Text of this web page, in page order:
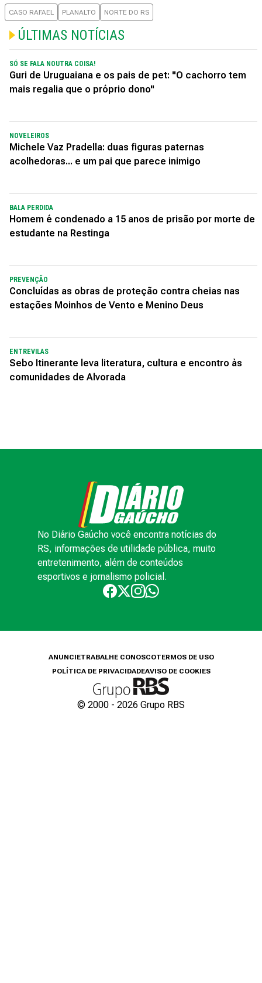
CASO RAFAEL PLANALTO NORTE DO RS
ÚLTIMAS NOTÍCIAS
SÓ SE FALA NOUTRA COISA!
Guri de Uruguaiana e os pais de pet: "O cachorro tem
mais regalia que o próprio dono"
NOVELEIROS
Michele Vaz Pradella: duas figuras paternas
acolhedoras... e um pai que parece inimigo
BALA PERDIDA
Homem é condenado a 15 anos de prisão por morte de
estudante na Restinga
PREVENÇÃO
Concluídas as obras de proteção contra cheias nas
estações Moinhos de Vento e Menino Deus
ENTREVILAS
Sebo Itinerante leva literatura, cultura e encontro às
comunidades de Alvorada
No Diário Gaúcho você encontra notícias do
RS, informações de utilidade pública, muito
entretenimento, além de conteúdos
esportivos e jornalismo policial.
ANUNCIETRABALHE CONOSCOTERMOS DE USO
POLÍTICA DE PRIVACIDADEAVISO DE COOKIES
© 2000 - 2026 Grupo RBS